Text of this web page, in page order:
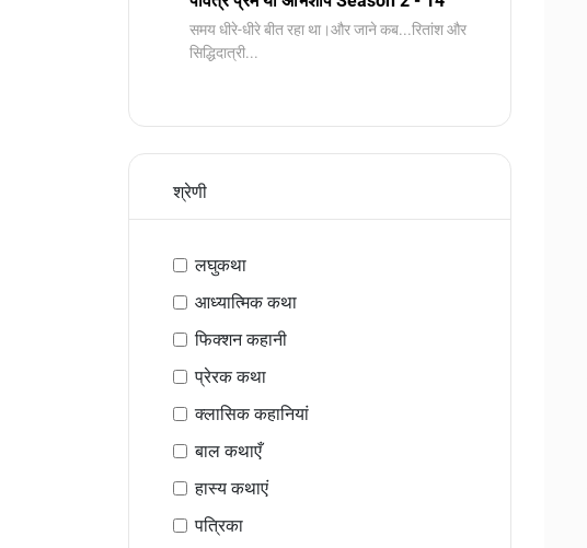
समय धीरे-धीरे बीत रहा था।और जाने कब...रितांश और
सिद्धिदात्री...
श्रेणी
लघुकथा
आध्यात्मिक कथा
फिक्शन कहानी
प्रेरक कथा
क्लासिक कहानियां
बाल कथाएँ
हास्य कथाएं
पत्रिका